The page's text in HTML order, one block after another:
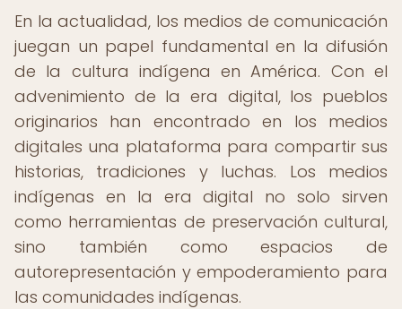
En la actualidad, los medios de comunicación
juegan un papel fundamental en la difusión
de la cultura indígena en América. Con el
advenimiento de la era digital, los pueblos
originarios han encontrado en los medios
digitales una plataforma para compartir sus
historias, tradiciones y luchas. Los medios
indígenas en la era digital no solo sirven
como herramientas de preservación cultural,
sino también como espacios de
autorepresentación y empoderamiento para
las comunidades indígenas.